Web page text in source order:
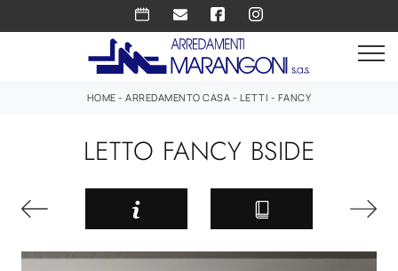
HOME -ARREDAMENTO CASA - LETTI - FANCY
LETTO FANCY BSIDE